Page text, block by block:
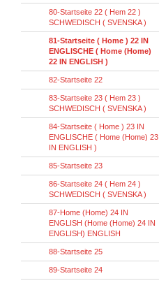
80-Startseite 22 ( Hem 22 )
SCHWEDISCH ( SVENSKA )
81-Startseite ( Home ) 22 IN
ENGLISCHE ( Home (Home)
22 IN ENGLISH )
82-Startseite 22
83-Startseite 23 ( Hem 23 )
SCHWEDISCH ( SVENSKA )
84-Startseite ( Home ) 23 IN
ENGLISCHE ( Home (Home) 23
IN ENGLISH )
85-Startseite 23
86-Startseite 24 ( Hem 24 )
SCHWEDISCH ( SVENSKA )
87-Home (Home) 24 IN
ENGLISH (Home (Home) 24 IN
ENGLISH) ENGLISH
88-Startseite 25
89-Startseite 24